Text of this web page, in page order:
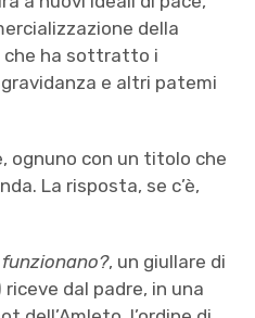
della
che ha sottratto i
e altri patemi
ognuno con un titolo che
La risposta, se c’è,
, un giullare di
dal padre, in una